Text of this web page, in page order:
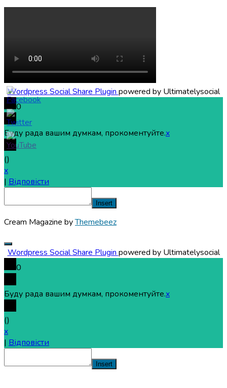
Wordpress Social Share Plugin powered by Ultimatelysocial
0
Буду рада вашим думкам, прокоментуйте.x
()
x
| Відповісти
Insert
Cream Magazine byThemebeez
Wordpress Social Share Plugin powered by Ultimatelysocial
0
Буду рада вашим думкам, прокоментуйте.x
()
x
| Відповісти
Insert